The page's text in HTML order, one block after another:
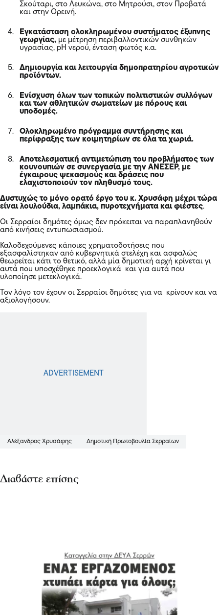
Σκούταρι, στο Λευκώνα, στο Μητρούσι, στον Προβατά
και στην Ορεινή.
Εγκατάσταση ολοκληρωμένου συστήματος έξυπνης
γεωργίας, με μέτρηση περιβαλλοντικών συνθηκών
υγρασίας, pH νερού, ένταση φωτός κ.α.
Δημιουργία και λειτουργία δημοπρατηρίου αγροτικών
προϊόντων.
Ενίσχυση όλων των τοπικών πολιτιστικών συλλόγων
και των αθλητικών σωματείων με πόρους και
υποδομές.
Ολοκληρωμένο πρόγραμμα συντήρησης και
περίφραξης των κοιμητηρίων σε όλα τα χωριά.
Αποτελεσματική αντιμετώπιση του προβλήματος των
κουνουπιών σε συνεργασία με την ΑΝΕΣΕΡ, με
έγκαιρους ψεκασμούς και δράσεις που
ελαχιστοποιούν τον πληθυσμό τους.
Δυστυχώς το μόνο ορατό έργο του κ. Χρυσάφη μέχρι τώρα
είναι λουλούδια, λαμπάκια, πυροτεχνήματα και φιέστες.
Οι Σερραίοι δημότες όμως δεν πρόκειται να παραπλανηθούν
από κινήσεις εντυπωσιασμού.
Καλοδεχούμενες κάποιες χρηματοδοτήσεις που
εξασφαλίστηκαν από κυβερνητικά στελέχη και ασφαλώς
θεωρείται κάτι το θετικό, αλλά μία δημοτική αρχή κρίνεται γι
αυτά που υποσχέθηκε προεκλογικά και για αυτά που
υλοποίησε μετεκλογικά.
Τον λόγο τον έχουν οι Σερραίοι δημότες για να κρίνουν και να
αξιολογήσουν.
Αλέξανδρος Χρυσάφης Δημοτική Πρωτοβουλία Σερραίων
Διαβάστε επίσης